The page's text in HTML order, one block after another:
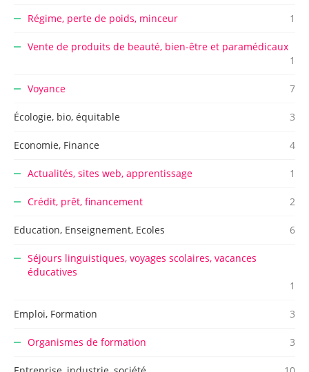
Régime, perte de poids, minceur 1
Vente de produits de beauté, bien-être et paramédicaux
1
Voyance 7
Écologie, bio, équitable 3
Economie, Finance 4
Actualités, sites web, apprentissage 1
Crédit, prêt, financement 2
Education, Enseignement, Ecoles 6
Séjours linguistiques, voyages scolaires, vacances
éducatives
1
Emploi, Formation 3
Organismes de formation 3